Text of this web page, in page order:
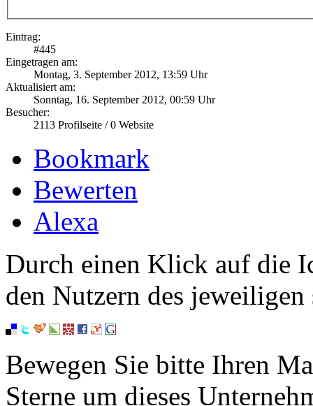
Eintrag:
#445
Eingetragen am:
Montag, 3. September 2012, 13:59 Uhr
Aktualisiert am:
Sonntag, 16. September 2012, 00:59 Uhr
Besucher:
2113 Profilseite /0 Website
Bookmark
Bewerten
Alexa
Durch einen Klick auf die
den Nutzern des
Bewegen Sie bitte Ihren
Sterne um dieses